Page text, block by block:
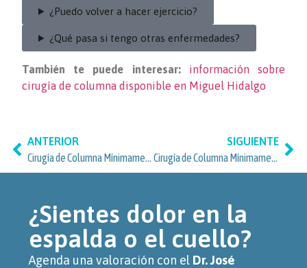
¿Puedo volver a hacer ejercicio?
¿Qué pasa si tengo otras enfermedades?
También te puede interesar:
información sobre
cirugía de columna disponible en Miguel Hidalgo
ANTERIOR
SIGUIENTE
¿Sientes dolor en la
espalda o el cuello?
Agenda una valoración con el Dr. José